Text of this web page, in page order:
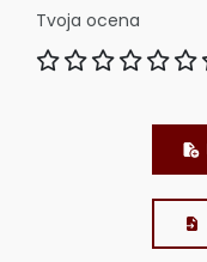
Tvoja ocena